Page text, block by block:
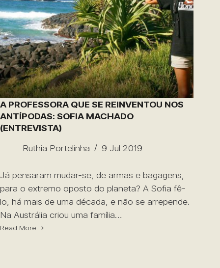
A PROFESSORA QUE SE REINVENTOU NOS
ANTÍPODAS: SOFIA MACHADO
(ENTREVISTA)
Ruthia Portelinha
9 Jul 2019
Já pensaram mudar-se, de armas e bagagens,
para o extremo oposto do planeta? A Sofia fê-
lo, há mais de uma década, e não se arrepende.
Na Austrália criou uma família…
Read More